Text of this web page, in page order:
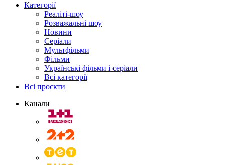
Категорії
Реаліті-шоу
Розважальні шоу
Новини
Серіали
Мультфільми
Фільми
Українські фільми і серіали
Всі категорії
Всі проєкти
Канали